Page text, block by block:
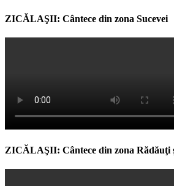
ZICĂLAŞII: Cântece din zona Sucevei
ZICĂLAŞII: Cântece din zona Rădăuţi